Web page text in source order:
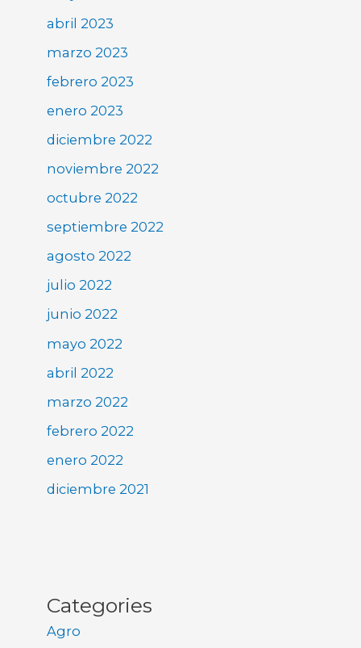
abril 2023
marzo 2023
febrero 2023
enero 2023
diciembre 2022
noviembre 2022
octubre 2022
septiembre 2022
agosto 2022
julio 2022
junio 2022
mayo 2022
abril 2022
marzo 2022
febrero 2022
enero 2022
diciembre 2021
Categories
Agro